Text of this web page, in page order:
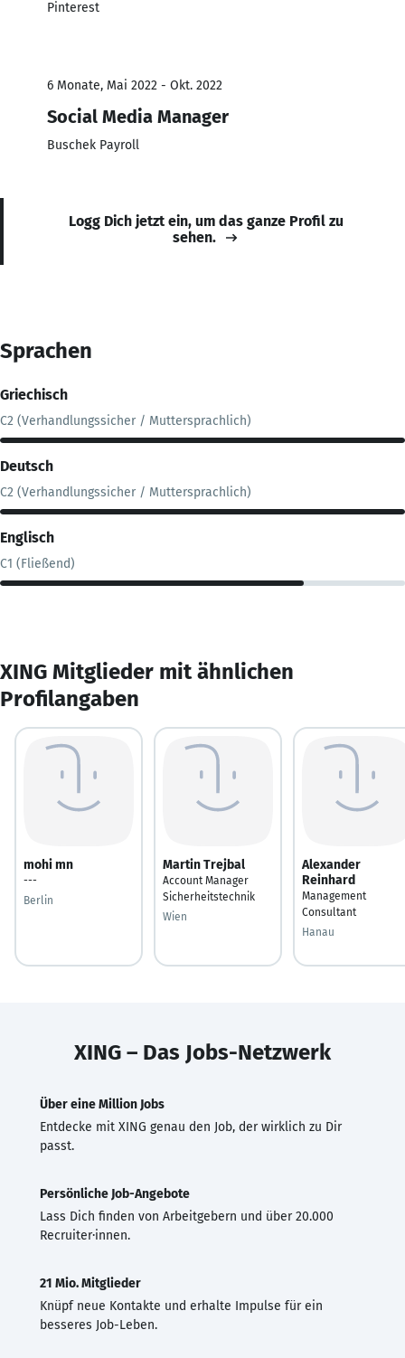
Pinterest
6 Monate, Mai 2022 - Okt. 2022
Social Media Manager
Buschek Payroll
Logg Dich jetzt ein, um das ganze Profil zu
sehen.
Sprachen
Griechisch
C2 (Verhandlungssicher / Muttersprachlich)
Deutsch
C2 (Verhandlungssicher / Muttersprachlich)
Englisch
C1 (Fließend)
XING Mitglieder mit ähnlichen
Profilangaben
mohi mn
---
Berlin
Martin Trejbal
Account Manager
Sicherheitstechnik
Wien
Alexander
Reinhard
Management
Consultant
Hanau
XING – Das Jobs-Netzwerk
Über eine Million Jobs
Entdecke mit XING genau den Job, der wirklich zu Dir
passt.
Persönliche Job-Angebote
Lass Dich finden von Arbeitgebern und über 20.000
Recruiter·innen.
21 Mio. Mitglieder
Knüpf neue Kontakte und erhalte Impulse für ein
besseres Job-Leben.